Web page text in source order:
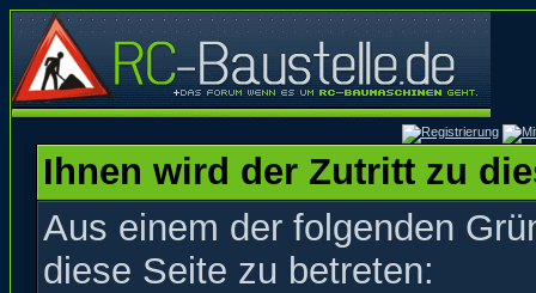
Ihnen wird der Zutritt zu
Aus einem der folgenden
diese Seite zu betreten: